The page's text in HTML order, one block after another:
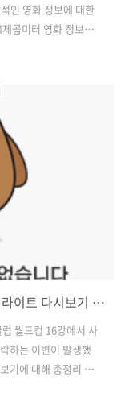
인 영화 정보에 대한
곱미터 영화 정보-출
: 15세 이상 관람가-
를 알 수 없는 층간
입니다.84제곱미터
금,주식,대출,그리고
에 성공했지만,고금
..
맨시티 대 알힐랄 경기내용과 결과 하이라이트 다시보기 총정리
월드컵 16강에서 사
하는 이변이 발생했
기에 대해 총정리 해
랄은 조별리그에서 1